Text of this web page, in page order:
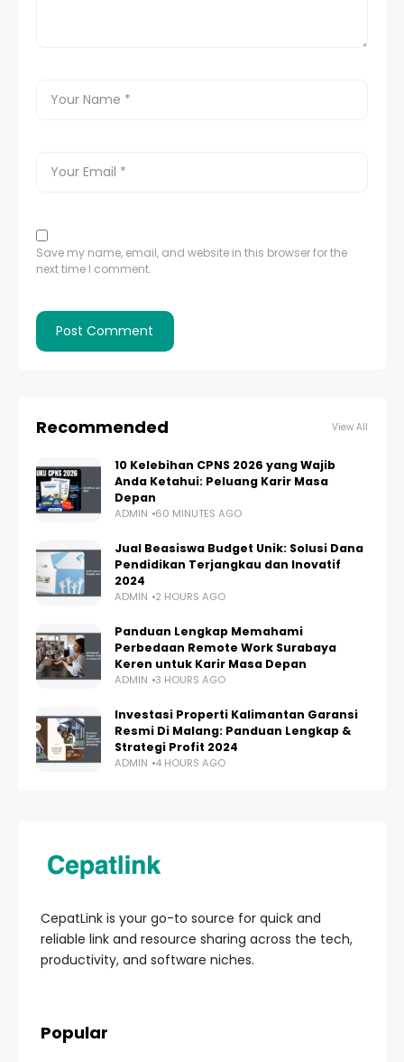
Save my name, email, and website in this browser for the
next time I comment.
Recommended View All
10 Kelebihan CPNS 2026 yang Wajib
Anda Ketahui: Peluang Karir Masa
Depan
ADMIN 60 MINUTES AGO
Jual Beasiswa Budget Unik: Solusi Dana
Pendidikan Terjangkau dan Inovatif
2024
ADMIN 2 HOURS AGO
Panduan Lengkap Memahami
Perbedaan Remote Work Surabaya
Keren untuk Karir Masa Depan
ADMIN 3 HOURS AGO
Investasi Properti Kalimantan Garansi
Resmi Di Malang: Panduan Lengkap &
Strategi Profit 2024
ADMIN 4 HOURS AGO
CepatLink is your go-to source for quick and
reliable link and resource sharing across the tech,
productivity, and software niches.
Popular